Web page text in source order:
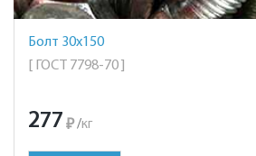
Болт 30х150
[ ГОСТ 7798-70 ]
277 ₽ /кг